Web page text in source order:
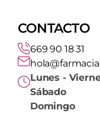
CONTACTO
669 90 18 31
Lunes -
Sábado
Domingo